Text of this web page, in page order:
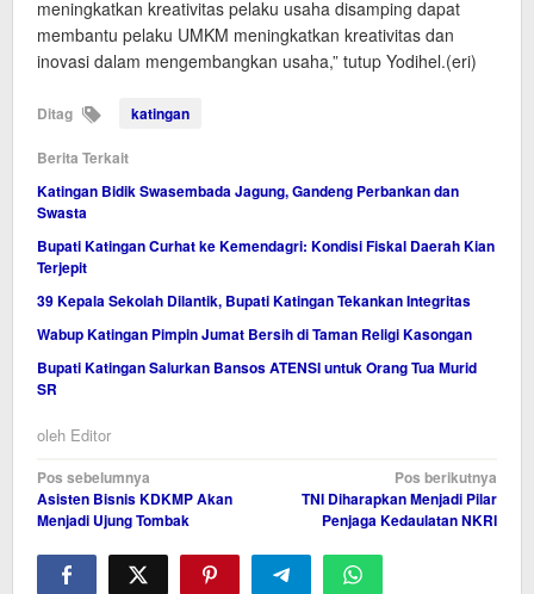
meningkatkan kreativitas pelaku usaha disamping dapat
membantu pelaku UMKM meningkatkan kreativitas dan
inovasi dalam mengembangkan usaha,” tutup Yodihel.(eri)
Ditag katingan
Berita Terkait
Katingan Bidik Swasembada Jagung, Gandeng Perbankan dan
Swasta
Bupati Katingan Curhat ke Kemendagri: Kondisi Fiskal Daerah Kian
Terjepit
39 Kepala Sekolah Dilantik, Bupati Katingan Tekankan Integritas
Wabup Katingan Pimpin Jumat Bersih di Taman Religi Kasongan
Bupati Katingan Salurkan Bansos ATENSI untuk Orang Tua Murid
SR
oleh Editor
Navigasi
pos
Pos sebelumnya
Asisten Bisnis KDKMP Akan
Menjadi Ujung Tombak
Pos berikutnya
TNI Diharapkan Menjadi Pilar
Penjaga Kedaulatan NKRI